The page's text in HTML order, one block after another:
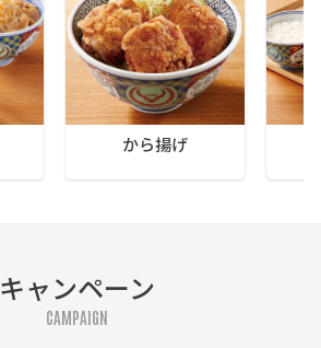
から揚げ
キャンペーン
CAMPAIGN